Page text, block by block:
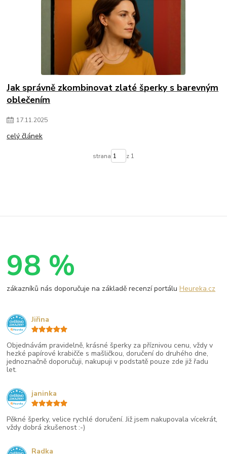
Jak správně zkombinovat zlaté šperky s barevným
oblečením
17.11.2025
celý článek
strana z 1
98 %
zákazníků nás doporučuje na základě recenzí portáluHeureka.cz
Objednávám pravidelně, krásné šperky za příznivou cenu, vždy v
hezké papírové krabičče s mašličkou, doručení do druhého dne,
jednoznačně doporučuji, nakupuji v podstatě pouze zde již řadu
let.
Jiřina
Pěkné šperky, velice rychlé doručení. Již jsem nakupovala vícekrát,
vždy dobrá zkušenost :-)
janinka
Radka